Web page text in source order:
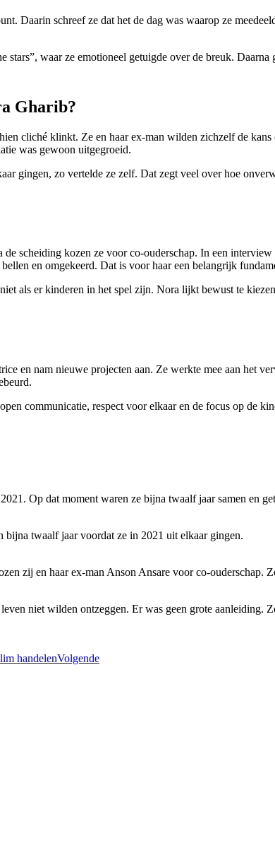
Daarin schreef ze dat het de dag was waarop ze
waar ze emotioneel getuigde over de breuk.
Gharib?
cliché klinkt. Ze en haar ex-man wilden zichzelf de
was gewoon uitgegroeid.
gingen, zo vertelde ze zelf. Dat zegt veel over hoe
scheiding kozen ze voor co-ouderschap. In een
en omgekeerd. Dat is voor haar een belangrijk
als er kinderen in het spel zijn. Nora lijkt bewust te
en nam nieuwe projecten aan. Ze werkte mee aan het
communicatie, respect voor elkaar en de focus op de
Op dat moment waren ze bijna twaalf jaar samen en
bijna twaalf jaar voordat ze in 2021 uit elkaar gingen.
zij en haar ex-man Anson Ansare voor co-ouderschap.
niet wilden ontzeggen. Er was geen grote aanleiding.
handelenVolgende